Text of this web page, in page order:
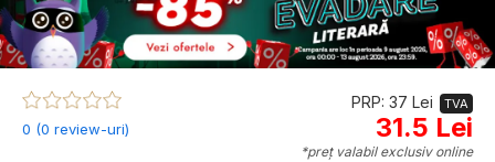
0 (0 review-uri)
PRP: 37 Lei TVA
31.5 Lei
*preț valabil exclusiv online